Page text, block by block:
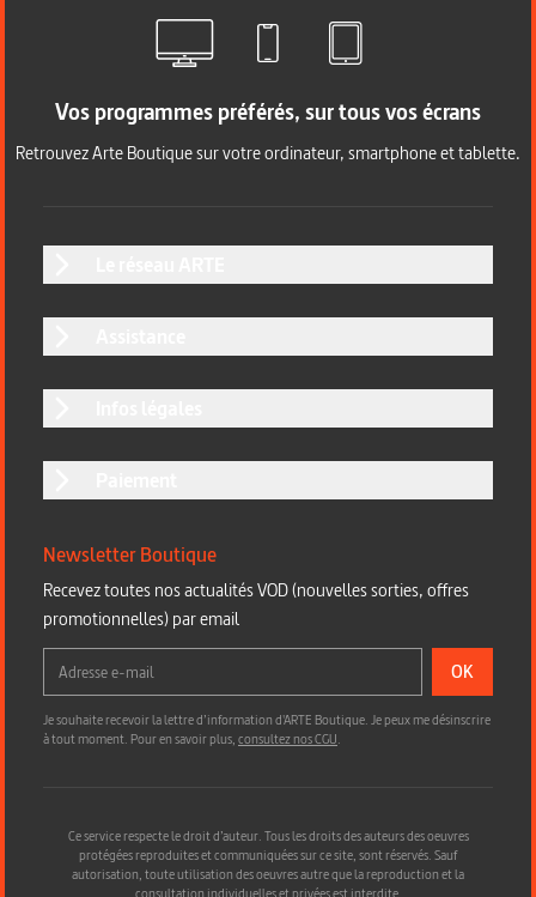
Vos programmes préférés, sur tous vos écrans
Retrouvez Arte Boutique sur votre ordinateur, smartphone et tablette.
Newsletter Boutique
Recevez toutes nos actualités VOD (nouvelles sorties, offres
promotionnelles) par email
OK
Je souhaite recevoir la lettre d’information d'ARTE Boutique. Je peux me désinscrire
à tout moment. Pour en savoir plus,consultez nos CGU.
Ce service respecte le droit d’auteur. Tous les droits des auteurs des oeuvres
protégées reproduites et communiquées sur ce site, sont réservés. Sauf
autorisation, toute utilisation des oeuvres autre que la reproduction et la